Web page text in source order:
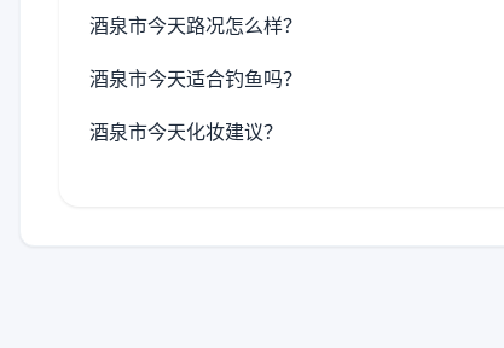
酒泉市今天路况怎么样？
酒泉市今天适合钓鱼吗？
酒泉市今天化妆建议？